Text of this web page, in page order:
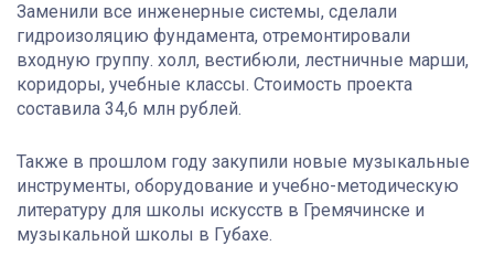
Заменили все инженерные системы, сделали
гидроизоляцию фундамента, отремонтировали
входную группу. холл, вестибюли, лестничные марши,
коридоры, учебные классы. Стоимость проекта
составила 34,6 млн рублей.
Также в прошлом году закупили новые музыкальные
инструменты, оборудование и учебно-методическую
литературу для школы искусств в Гремячинске и
музыкальной школы в Губахе.